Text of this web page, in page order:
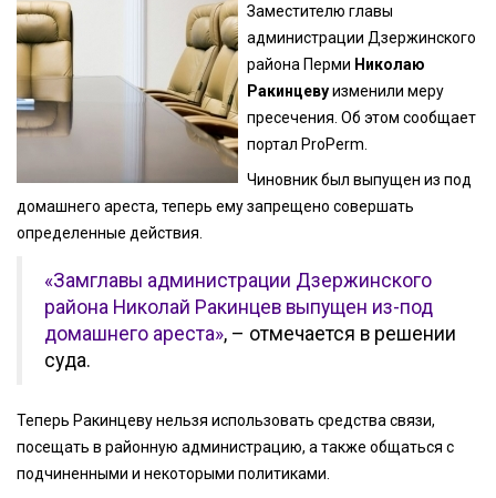
Заместителю главы
администрации Дзержинского
района Перми Николаю
Ракинцевуизменили меру
пресечения. Об этом сообщает
портал ProPerm.
Чиновник был выпущен из под
домашнего ареста, теперь ему запрещено совершать
определенные действия.
«Замглавы администрации Дзержинского
района Николай Ракинцев выпущен из-под
домашнего ареста», – отмечается в решении
суда.
Теперь Ракинцеву нельзя использовать средства связи,
посещать в районную администрацию, а также общаться с
подчиненными и некоторыми политиками.